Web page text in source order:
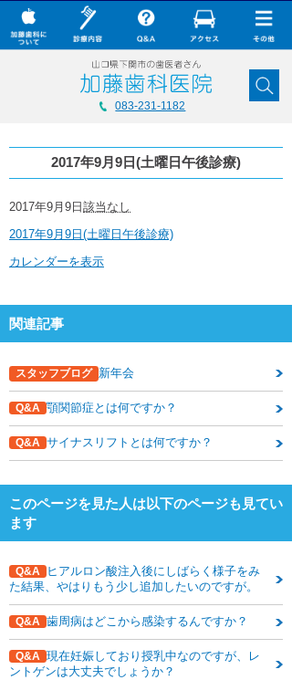
2017年9月9日(土曜日午後診療)
2017
9
9
曜
日
午
診
2017年9月9日 該当なし
2017年9月9日(土曜日午後診療)
カレンダーを表示
関連記事
スタッフブログ 新年会
Q&A 顎関節症とは何ですか？
Q&A サイナスリフトとは何ですか？
このページを見た人は以下のページも見てい
ます
Q&A
ヒアルロン酸注入後にしばらく様子をみ
た結果、やはりもう少し追加したいのですが。
Q&A 歯周病はどこから感染するんですか？
Q&A
現在妊娠しており授乳中なのですが、レ
ントゲンは大丈夫でしょうか？
× CLOSE
加藤歯科について
Q&A
加藤歯科の最新技術
コラム
無料メール相談
スタッフ募集
加藤歯科ブログ
下関観光ガイド
年賀状・暑中お見舞い